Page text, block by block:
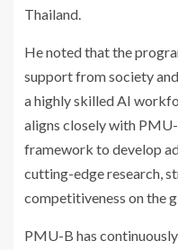
Thailand.
He noted that the
support from society
a highly skilled AI
aligns closely with
framework to develop
cutting-edge research,
competitiveness on the
PMU-B has